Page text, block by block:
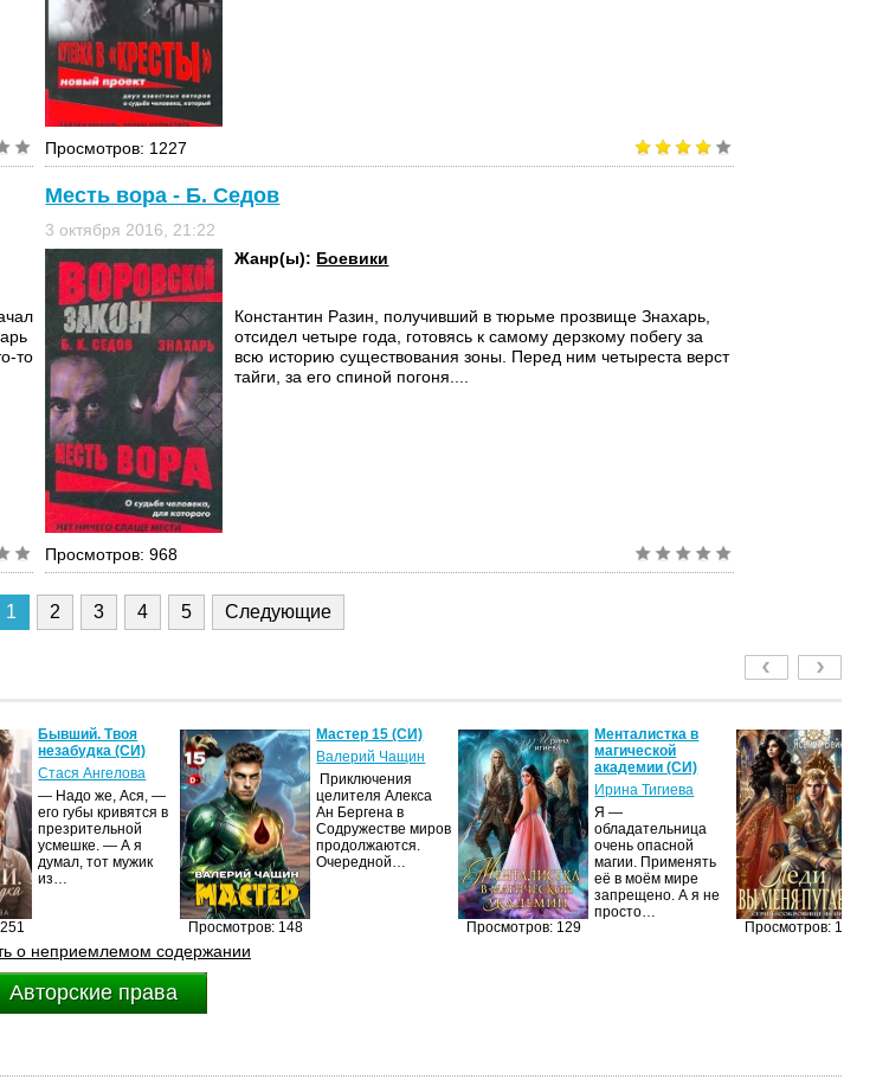
Просмотров: 1227
то
Месть вора - Б. Седов
3 октября 2016, 21:22
Жанр(ы): Боевики
Константин Разин, получивший в тюрьме прозвище Знахарь,
отсидел четыре года, готовясь к самому дерзкому побегу за
всю историю существования зоны. Перед ним четыреста верст
тайги, за его спиной погоня....
Просмотров: 968
1 2 3 4 5 Следующие
Бывший. Твоя
незабудка (СИ)
Стася Ангелова
— Надо же, Ася, —
его губы кривятся в
презрительной
усмешке. — А я
думал, тот мужик
из…
Просмотров: 148
Мастер 15 (СИ)
Валерий Чащин
Приключения
целителя Алекса
Ан Бергена в
Содружестве миров
продолжаются.
Очередной…
Просмотров: 129
Менталистка в
магической
академии (СИ)
Ирина Тигиева
Я —
обладательница
очень опасной
магии. Применять
её в моём мире
запрещено. А я не
просто…
Просмотров: 125
о неприемлемом содержании
Авторские права